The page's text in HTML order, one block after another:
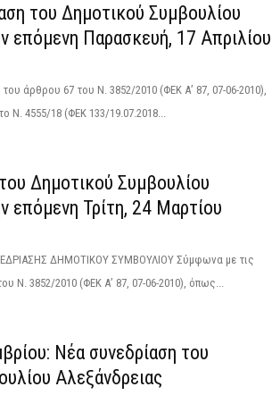
του Δημοτικού Συμβουλίου
επόμενη Παρασκευή, 17 Απριλίου
άρθρου 67 του Ν. 3852/2010 (ΦΕΚ Α’ 87, 07-06-2010),
N. 4555/18 (ΦΕΚ 133/19.07.2018...
Δημοτικού Συμβουλίου
επόμενη Τρίτη, 24 Μαρτίου
ΔΗΜΟΤΙΚΟΥ ΣΥΜΒΟΥΛΙΟΥ Σύμφωνα με τις
Ν. 3852/2010 (ΦΕΚ Α’ 87, 07-06-2010), όπως...
Νέα συνεδρίαση του
Αλεξάνδρειας